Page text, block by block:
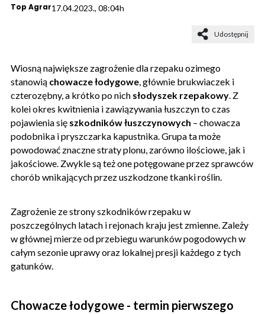
Top Agrar17.04.2023., 08:04h
Udostępnij
Wiosną największe zagrożenie dla rzepaku ozimego
stanowią chowacze łodygowe , głównie brukwiaczek i
czterozębny, a krótko po nich słodyszek rzepakowy . Z
kolei okres kwitnienia i zawiązywania łuszczyn to czas
pojawienia się szkodników łuszczynowych – chowacza
podobnika i pryszczarka kapustnika. Grupa ta może
powodować znaczne straty plonu, zarówno ilościowe, jak i
jakościowe. Zwykle są też one potęgowane przez sprawców
chorób wnikających przez uszkodzone tkanki roślin.
Zagrożenie ze strony szkodników rzepaku w
poszczególnych latach i rejonach kraju jest zmienne. Zależy
w głównej mierze od przebiegu warunków pogodowych w
całym sezonie uprawy oraz lokalnej presji każdego z tych
gatunków.
Chowacze łodygowe - termin pierwszego